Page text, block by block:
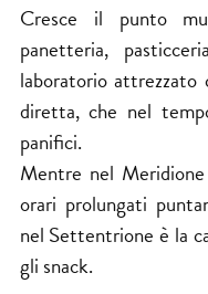
Cresce il punto
panetteria,
laboratorio
diretta, che nel
panifici.
Mentre nel
orari prolungati
nel Settentrione è la
gli snack.